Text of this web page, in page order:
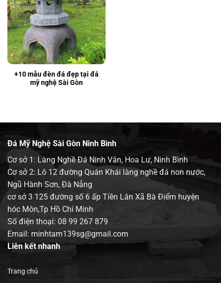
+10 mẫu đèn đá đẹp tại đá
mỹ nghệ Sài Gòn
Đá Mỹ Nghệ Sài Gòn Ninh Bình
Cơ sở 1: Làng Nghề Đá Ninh Vân, Hoa Lư, Ninh Bình
Cơ sở 2: Lô 12 đường Quán Khái làng nghề đá non nước,
Ngũ Hành Sơn, Đà Nẵng
cơ sở 3 125 đường số 6 ấp Tiền Lân Xã Bà Điểm huyện
hóc Môn,Tp Hồ Chí Minh
Số điện thoại: 08 99 267 879
Email: minhtam139sg@gmail.com
Liên kết nhanh
Trang chủ